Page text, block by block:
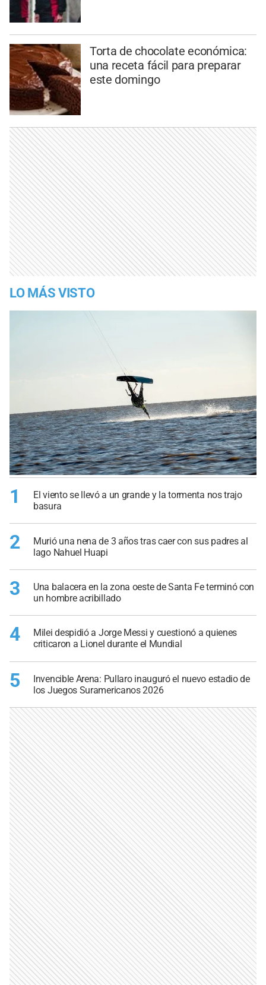
Torta de chocolate económica:
una receta fácil para preparar
este domingo
LO MÁS VISTO
1
El viento se llevó a un grande y la tormenta nos trajo
basura
2
Murió una nena de 3 años tras caer con sus padres al
lago Nahuel Huapi
3
Una balacera en la zona oeste de Santa Fe terminó con
un hombre acribillado
4
Milei despidió a Jorge Messi y cuestionó a quienes
criticaron a Lionel durante el Mundial
5
Invencible Arena: Pullaro inauguró el nuevo estadio de
los Juegos Suramericanos 2026